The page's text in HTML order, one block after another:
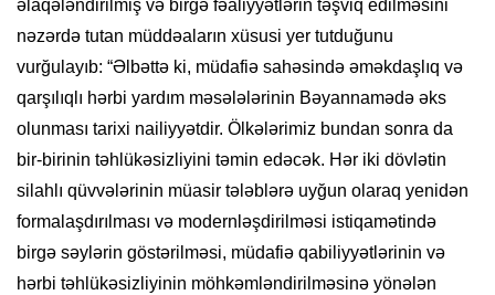
əlaqələndirilmiş və birgə fəaliyyətlərin təşviq edilməsini
nəzərdə tutan müddəaların xüsusi yer tutduğunu
vurğulayıb: “Əlbəttə ki, müdafiə sahəsində əməkdaşlıq və
qarşılıqlı hərbi yardım məsələlərinin Bəyannamədə əks
olunması tarixi nailiyyətdir. Ölkələrimiz bundan sonra da
bir-birinin təhlükəsizliyini təmin edəcək. Hər iki dövlətin
silahlı qüvvələrinin müasir tələblərə uyğun olaraq yenidən
formalaşdırılması və modernləşdirilməsi istiqamətində
birgə səylərin göstərilməsi, müdafiə qabiliyyətlərinin və
hərbi təhlükəsizliyinin möhkəmləndirilməsinə yönələn